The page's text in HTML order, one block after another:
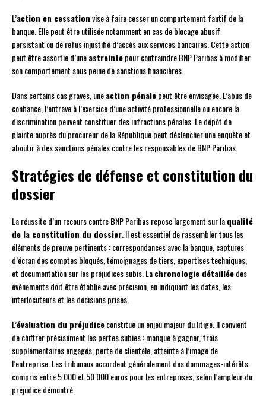
L’action en cessationvise à faire cesser un comportement fautif de la
banque. Elle peut être utilisée notamment en cas de blocage abusif
persistant ou de refus injustifié d’accès aux services bancaires. Cette action
peut être assortie d’uneastreintepour contraindre BNP Paribas à modifier
son comportement sous peine de sanctions financières.
Dans certains cas graves, uneaction pénalepeut être envisagée. L’abus de
confiance, l’entrave à l’exercice d’une activité professionnelle ou encore la
discrimination peuvent constituer des infractions pénales. Le dépôt de
plainte auprès du procureur de la République peut déclencher une enquête et
aboutir à des sanctions pénales contre les responsables de BNP Paribas.
Stratégies de défense et constitution du
dossier
La réussite d’un recours contre BNP Paribas repose largement sur laqualité
de la constitution du dossier . Il est essentiel de rassembler tous les
éléments de preuve pertinents : correspondances avec la banque, captures
d’écran des comptes bloqués, témoignages de tiers, expertises techniques,
et documentation sur les préjudices subis. Lachronologie détailléedes
événements doit être établie avec précision, en indiquant les dates, les
interlocuteurs et les décisions prises.
L’évaluation du préjudiceconstitue un enjeu majeur du litige. Il convient
de chiffrer précisément les pertes subies : manque à gagner, frais
supplémentaires engagés, perte de clientèle, atteinte à l’image de
l’entreprise. Les tribunaux accordent généralement des dommages-intérêts
compris entre 5 000 et 50 000 euros pour les entreprises, selon l’ampleur du
préjudice démontré.